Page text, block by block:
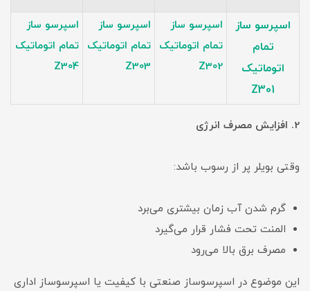
اسپرسو ساز
تمام
اتوماتیک
Z301
اسپرسو ساز
تمام اتوماتیک
Z302
اسپرسو ساز
تمام اتوماتیک
Z303
اسپرسو ساز
تمام اتوماتیک
Z304
2. افزایش مصرف انرژی
وقتی بویلر پر از رسوب باشد:
گرم شدن آب زمان بیشتری می‌برد
المنت تحت فشار قرار می‌گیرد
مصرف برق بالا می‌رود
این موضوع در اسپرسوساز صنعتی با کیفیت یا اسپرسوساز اداری